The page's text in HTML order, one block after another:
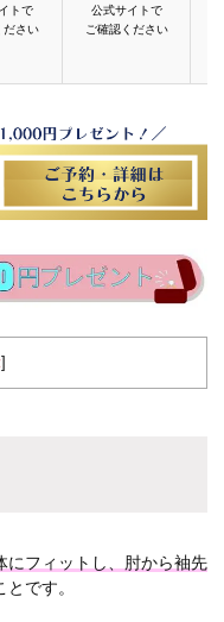
トで
ださい
公式サイトで
ご確認ください
にフィットし、肘から袖先
とです。